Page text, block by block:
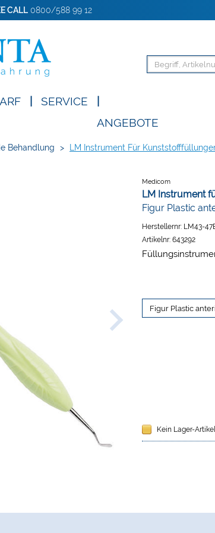
CALL0800/588 99 12
SERVICE
ANGEBOTE
Behandlung > LM Instrument Für
Medicom
LM Instrument
Figur Plastic
Herstellernr: LM43-
Artikelnr: 643292
Kein Lager-Artikel